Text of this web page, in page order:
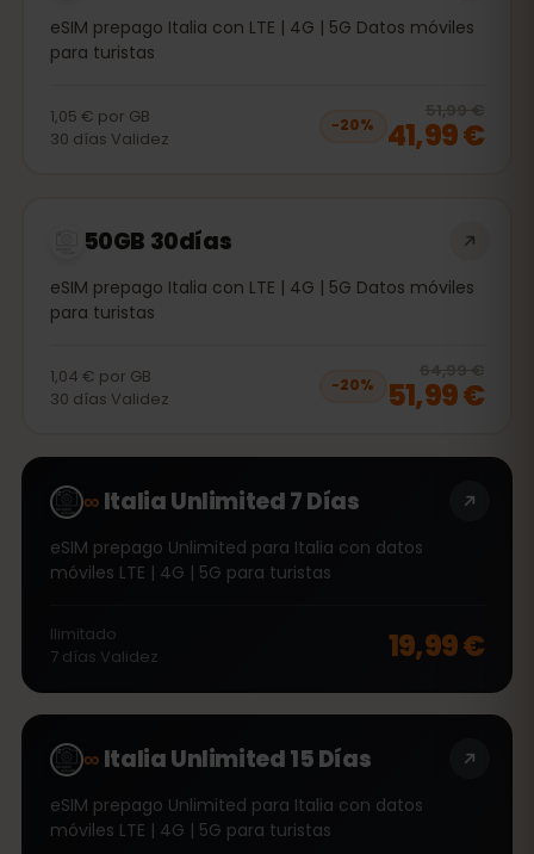
eSIM prepago Italia con LTE | 4G | 5G Datos móviles
para turistas
1,05 € por GB
30 días Validez
−20%
51,99 €
41,99 €
50GB 30días
eSIM prepago Italia con LTE | 4G | 5G Datos móviles
para turistas
1,04 € por GB
30 días Validez
−20%
64,99 €
51,99 €
∞Italia Unlimited 7 Días
eSIM prepago Unlimited para Italia con datos
móviles LTE | 4G | 5G para turistas
Ilimitado
7 días Validez 19,99 €
∞Italia Unlimited 15 Días
eSIM prepago Unlimited para Italia con datos
móviles LTE | 4G | 5G para turistas